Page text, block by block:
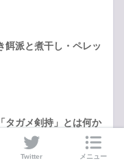
餌派と煮干し・ペレッ
タガメ剣持」とは何か
Twitter メニュー